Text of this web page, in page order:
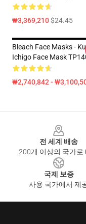
₩3,369,210$24.45
Bleach Face Masks -
Ichigo Face Mask
₩2,740,842 -
전 세계 배송
200개 이상의 국가로
국제 보증
사용 국가에서 제